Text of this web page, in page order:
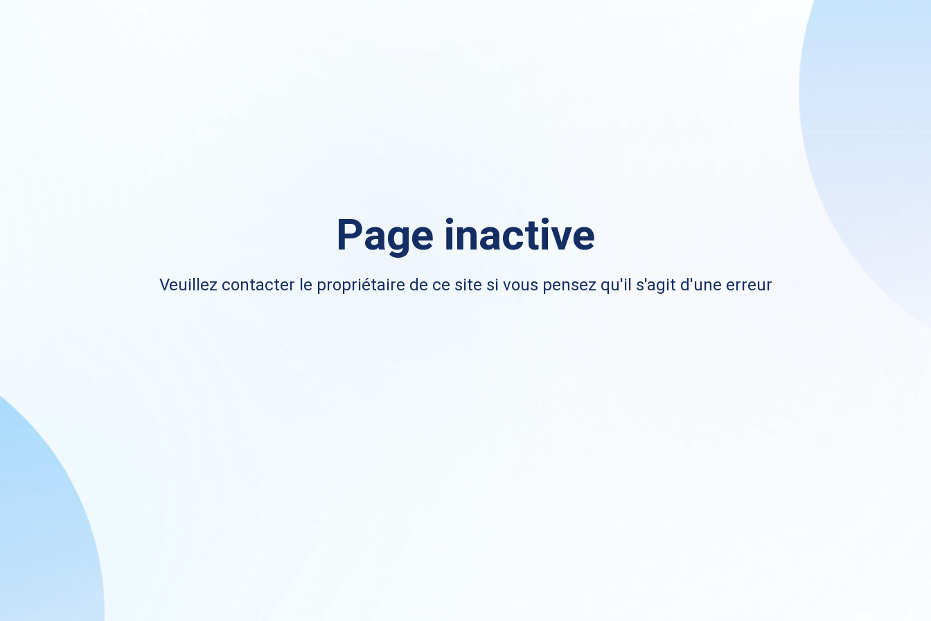
Page inactive
Veuillez contacter le propriétaire de ce site si vous pensez qu'il s'agit d'une erreur